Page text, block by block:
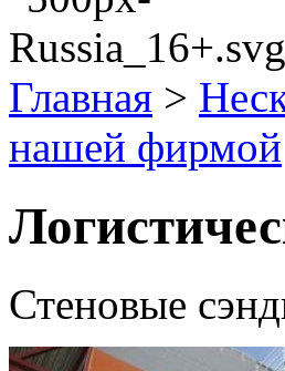
Главная >
нашей фирмой
Стеновые